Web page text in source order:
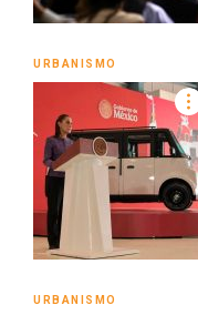
URBANISMO
URBANISMO